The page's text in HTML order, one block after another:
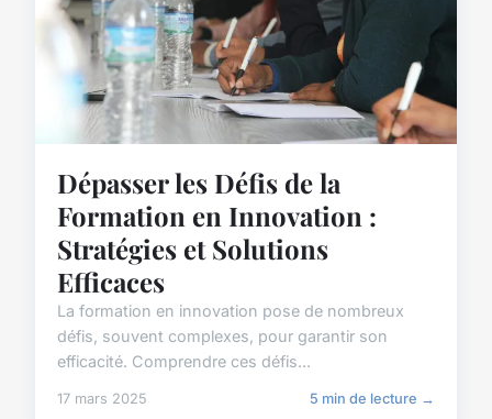
Dépasser les Défis de la
Formation en Innovation :
Stratégies et Solutions
Efficaces
La formation en innovation pose de nombreux
défis, souvent complexes, pour garantir son
efficacité. Comprendre ces défis...
17 mars 2025 5 min de lecture →